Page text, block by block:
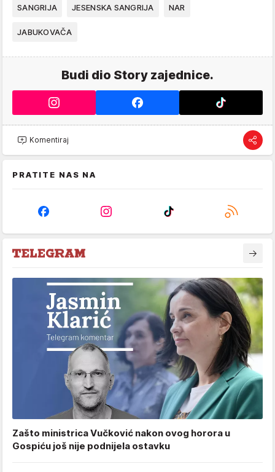
SANGRIJA JESENSKA SANGRIJA NAR
JABUKOVAČA
Budi dio Story zajednice.
Komentiraj
PRATITE NAS NA
Zašto ministrica Vučković nakon ovog horora u
Gospiću još nije podnijela ostavku